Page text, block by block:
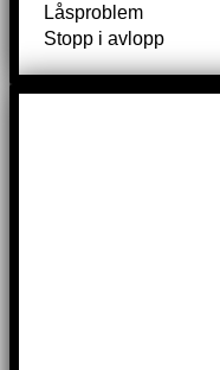
Låsproblem
Stopp i avlopp